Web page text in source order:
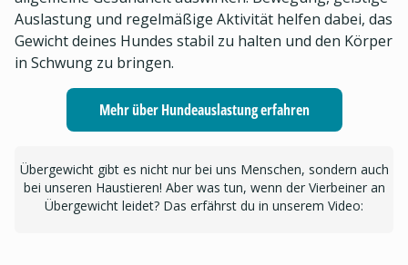
Auslastung und regelmäßige Aktivität helfen dabei, das
Gewicht deines Hundes stabil zu halten und den Körper
in Schwung zu bringen.
Mehr über Hundeauslastung erfahren
Übergewicht gibt es nicht nur bei uns Menschen, sondern auch
bei unseren Haustieren! Aber was tun, wenn der Vierbeiner an
Übergewicht leidet? Das erfährst du in unserem Video: